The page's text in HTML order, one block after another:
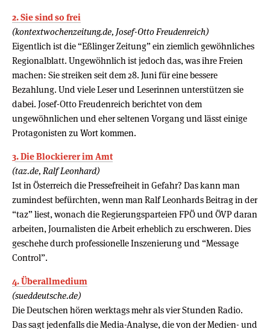
2. Sie sind so frei
(kontextwochenzeitung.de, Josef-Otto Freudenreich)
Eigentlich ist die “Eßlinger Zeitung” ein ziemlich gewöhnliches
Regionalblatt. Ungewöhnlich ist jedoch das, was ihre Freien
machen: Sie streiken seit dem 28. Juni für eine bessere
Bezahlung. Und viele Leser und Leserinnen unterstützen sie
dabei. Josef-Otto Freudenreich berichtet von dem
ungewöhnlichen und eher seltenen Vorgang und lässt einige
Protagonisten zu Wort kommen.
3. Die Blockierer im Amt
(taz.de, Ralf Leonhard)
Ist in Österreich die Pressefreiheit in Gefahr? Das kann man
zumindest befürchten, wenn man Ralf Leonhards Beitrag in der
“taz” liest, wonach die Regierungsparteien FPÖ und ÖVP daran
arbeiten, Journalisten die Arbeit erheblich zu erschweren. Dies
geschehe durch professionelle Inszenierung und “Message
Control”.
4. Überallmedium
(sueddeutsche.de)
Die Deutschen hören werktags mehr als vier Stunden Radio.
Das sagt jedenfalls die Media-Analyse, die von der Medien- und